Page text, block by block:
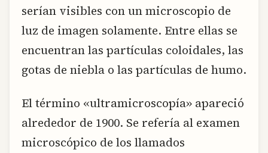
serían visibles con un microscopio de
luz de imagen solamente. Entre ellas se
encuentran las partículas coloidales, las
gotas de niebla o las partículas de humo.
El término «ultramicroscopía» apareció
alrededor de 1900. Se refería al examen
microscópico de los llamados